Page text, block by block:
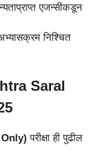
एजन्सीकडून
निश्चित
Saral
परीक्षा ही पुढील